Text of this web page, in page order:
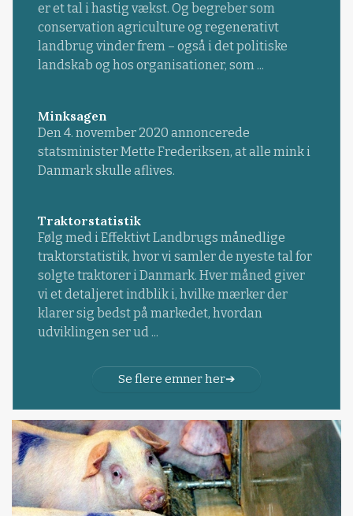
er et tal i hastig vækst. Og begreber som
conservation agriculture og regenerativt
landbrug vinder frem – også i det politiske
landskab og hos organisationer, som ...
Minksagen
Den 4. november 2020 annoncerede
statsminister Mette Frederiksen, at alle mink i
Danmark skulle aflives.
Traktorstatistik
Følg med i Effektivt Landbrugs månedlige
traktorstatistik, hvor vi samler de nyeste tal for
solgte traktorer i Danmark. Hver måned giver
vi et detaljeret indblik i, hvilke mærker der
klarer sig bedst på markedet, hvordan
udviklingen ser ud ...
Se flere emner her